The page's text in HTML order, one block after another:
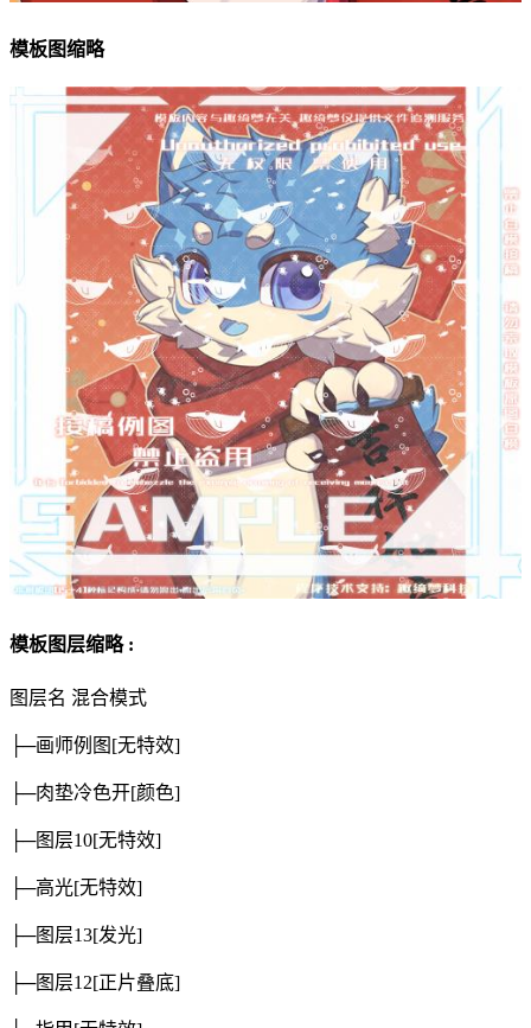
模板图缩略
模板图层缩略 :
图层名 混合模式
├─画师例图 [无特效]
├─肉垫冷色开[颜色]
├─图层10[无特效]
├─高光[无特效]
├─图层13[发光]
├─图层12[正片叠底]